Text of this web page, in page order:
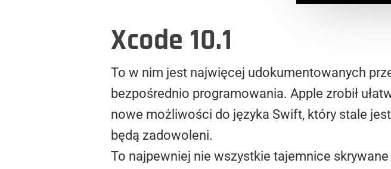
Xcode 10.1
To w nim jest najwięcej udokumentowanych
bezpośrednio programowania. Apple zrobił
nowe możliwości do języka Swift, który stale
będą zadowoleni.
To najpewniej nie wszystkie tajemnice